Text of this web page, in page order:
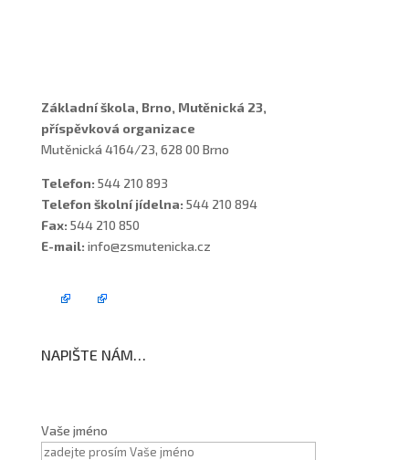
Základní škola, Brno, Mutěnická 23,
příspěvková organizace
Mutěnická 4164/23, 628 00 Brno
Telefon: 544 210 893
Telefon školní jídelna: 544 210 894
Fax: 544 210 850
E-mail: info@zsmutenicka.cz
NAPIŠTE NÁM…
Vaše jméno